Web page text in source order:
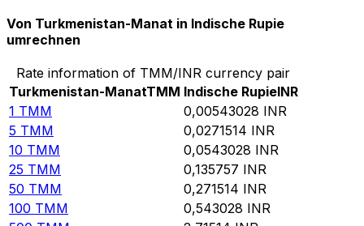
Von Turkmenistan-Manat in Indische Rupie
umrechnen
Rate information of TMM/INR currency pair
Turkmenistan-ManatTMM Indische RupieINR
1 TMM 0,00543028 INR
5 TMM 0,0271514 INR
10 TMM 0,0543028 INR
25 TMM 0,135757 INR
50 TMM 0,271514 INR
100 TMM 0,543028 INR